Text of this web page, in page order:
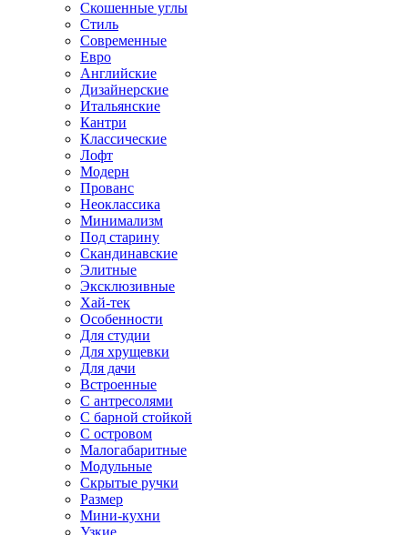
Скошенные углы
Стиль
Современные
Евро
Английские
Дизайнерские
Итальянские
Кантри
Классические
Лофт
Модерн
Прованс
Неоклассика
Минимализм
Под старину
Скандинавские
Элитные
Эксклюзивные
Хай-тек
Особенности
Для студии
Для хрущевки
Для дачи
Встроенные
С антресолями
С барной стойкой
С островом
Малогабаритные
Модульные
Скрытые ручки
Размер
Мини-кухни
Узкие